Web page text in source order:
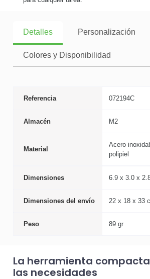
Detalles Personalización
Colores y Disponibilidad
Referencia 072194C
Almacén M2
Material
Acero
polipiel
Dimensiones 6.9 x 3.0 x
Dimensiones del envío 22 x 18 x 33
Peso 89 gr
La herramienta
las necesidades